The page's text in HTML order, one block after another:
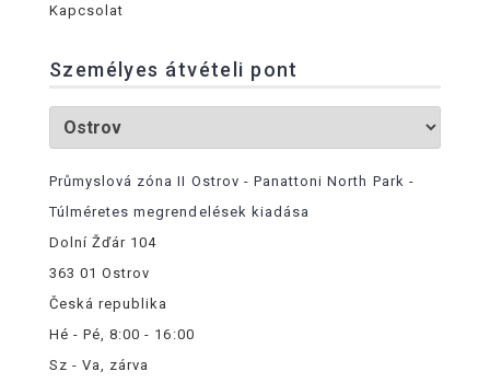
Kapcsolat
Személyes átvételi pont
Průmyslová zóna II Ostrov - Panattoni North Park -
Túlméretes megrendelések kiadása
Dolní Žďár 104
363 01 Ostrov
Česká republika
Hé - Pé, 8:00 - 16:00
Sz - Va, zárva